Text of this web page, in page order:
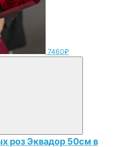
7460₽
роз Эквадор 50см в